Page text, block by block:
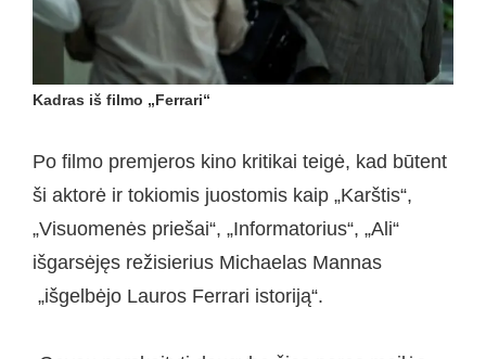
Kadras iš filmo „Ferrari“
Po filmo premjeros kino kritikai teigė, kad būtent
ši aktorė ir tokiomis juostomis kaip „Karštis“,
„Visuomenės priešai“, „Informatorius“, „Ali“
išgarsėjęs režisierius Michaelas Mannas
„išgelbėjo Lauros Ferrari istoriją“.